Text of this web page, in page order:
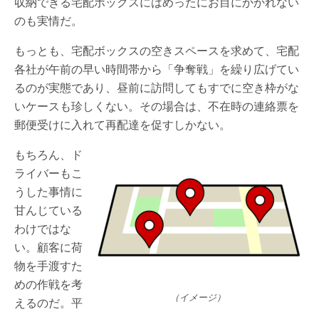
のも実情だ。
もっとも、宅配ボックスの空きスペースを求めて、宅配
各社が午前の早い時間帯から「争奪戦」を繰り広げてい
るのが実態であり、昼前に訪問してもすでに空き枠がな
いケースも珍しくない。その場合は、不在時の連絡票を
郵便受けに入れて再配達を促すしかない。
（イメージ）
もちろん、ド
ライバーもこ
うした事情に
甘んじている
わけではな
い。顧客に荷
物を手渡すた
めの作戦を考
えるのだ。平